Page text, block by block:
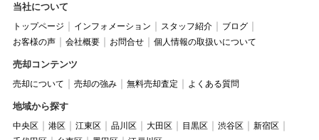
当社について
トップページ インフォメーション スタッフ紹介
ブログ
お客様の声
会社概要 お問合せ 個人情報の取扱いについて
売却コンテンツ
売却について 売却の強み 無料売却査定 よくある質問
地域から探す
中央区 港区 江東区 品川区 大田区 目黒区 渋谷区
新宿区